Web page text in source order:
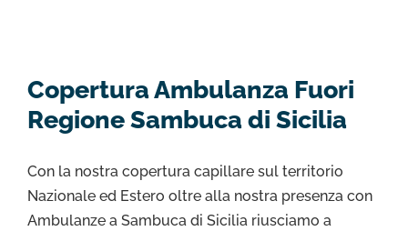
Copertura Ambulanza Fuori
Regione Sambuca di Sicilia
Con la nostra copertura capillare sul territorio
Nazionale ed Estero oltre alla nostra presenza con
Ambulanze a Sambuca di Sicilia riusciamo a